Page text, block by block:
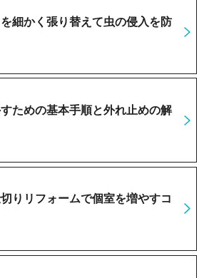
細かく張り替えて虫の侵入を防
ための基本手順と外れ止めの解
りリフォームで個室を増やすコ